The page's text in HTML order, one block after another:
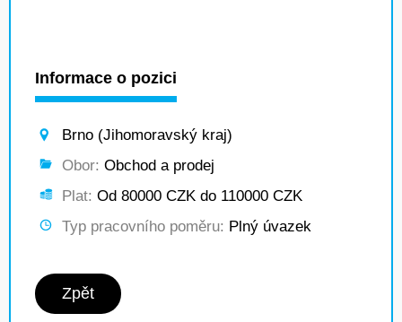
Informace o pozici
Brno (Jihomoravský kraj)
Obor: Obchod a prodej
Plat: Od 80000 CZK do 110000 CZK
Typ pracovního poměru: Plný úvazek
Zpět